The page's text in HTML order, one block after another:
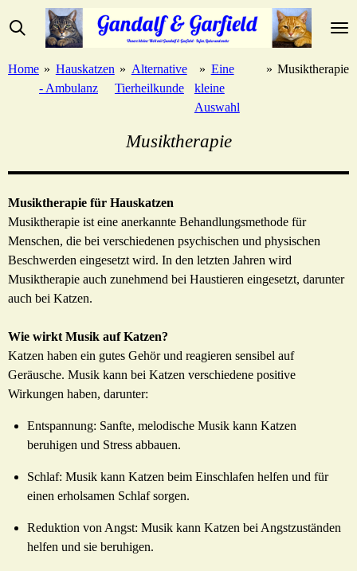
Hauptinhalt
Home » Hauskatzen
- Ambulanz
» Alternative
Tierheilkunde
» Eine
kleine
Auswahl
» Musiktherapie
Musiktherapie
Musiktherapie für Hauskatzen
Musiktherapie ist eine anerkannte Behandlungsmethode für
Menschen, die bei verschiedenen psychischen und physischen
Beschwerden eingesetzt wird. In den letzten Jahren wird
Musiktherapie auch zunehmend bei Haustieren eingesetzt, darunter
auch bei Katzen.
Wie wirkt Musik auf Katzen?
Katzen haben ein gutes Gehör und reagieren sensibel auf
Geräusche. Musik kann bei Katzen verschiedene positive
Wirkungen haben, darunter:
Entspannung: Sanfte, melodische Musik kann Katzen
beruhigen und Stress abbauen.
Schlaf: Musik kann Katzen beim Einschlafen helfen und für
einen erholsamen Schlaf sorgen.
Reduktion von Angst: Musik kann Katzen bei Angstzuständen
helfen und sie beruhigen.